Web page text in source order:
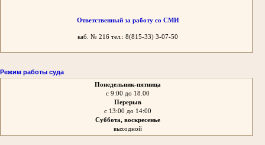
Ответственный за работу со СМИ
каб. № 216 тел.: 8(815-33) 3-07-50
Режим работы суда
Понедельник-пятница
с 9:00 до 18.00
Перерыв
с 13:00 до 14:00
Суббота, воскресенье
выходной